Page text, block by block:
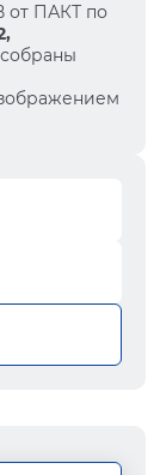
от ПАКТ по